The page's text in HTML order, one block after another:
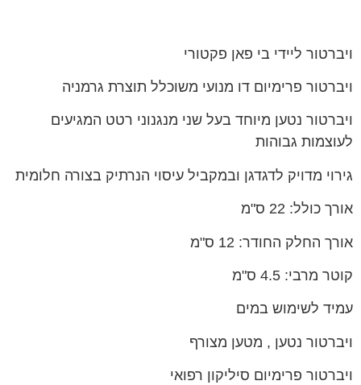
ויברטור ליידי בי פאן פקטורי
ויברטור פרימיום דו מנועי משוכלל תוצרת גרמניה
ויברטור נטען מיוחד בעל שני מנגנוני רטט המגיעים
לעוצמות גבוהות
גירוי מדויק לדגדגן ובמקביל עיסוי הנרתיק בצורה חלומית
אורך כולל: 22 ס"מ
אורך החלק החודר: 12 ס"מ
קוטר מרבי: 4.5 ס"מ
עמיד לשימוש במים
ויברטור נטען , מטען מצורף
ויברטור פרימיום סיליקון רפואי